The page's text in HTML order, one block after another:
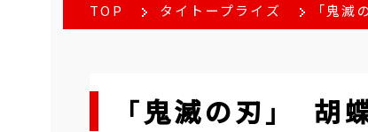
TOP タイトープライズ 「鬼
「鬼滅の刃」 胡